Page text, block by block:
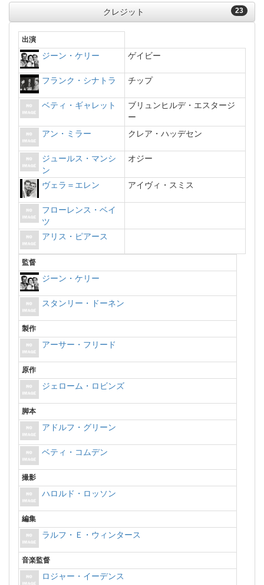
23
クレジット
出演
ジーン・ケリー ゲイビー
フランク・シナトラ チップ
ベティ・ギャレット
ブリュンヒルデ・エスタージ
ー
アン・ミラー
クレア・ハッデセン
ジュールス・マンシ
ン
オジー
ヴェラ＝エレン アイヴィ・スミス
フローレンス・ベイ
ツ
アリス・ピアース
監督
ジーン・ケリー
スタンリー・ドーネン
製作
アーサー・フリード
原作
ジェローム・ロビンズ
脚本
アドルフ・グリーン
ベティ・コムデン
撮影
ハロルド・ロッソン
編集
ラルフ・Ｅ・ウィンタース
音楽監督
ロジャー・イーデンス